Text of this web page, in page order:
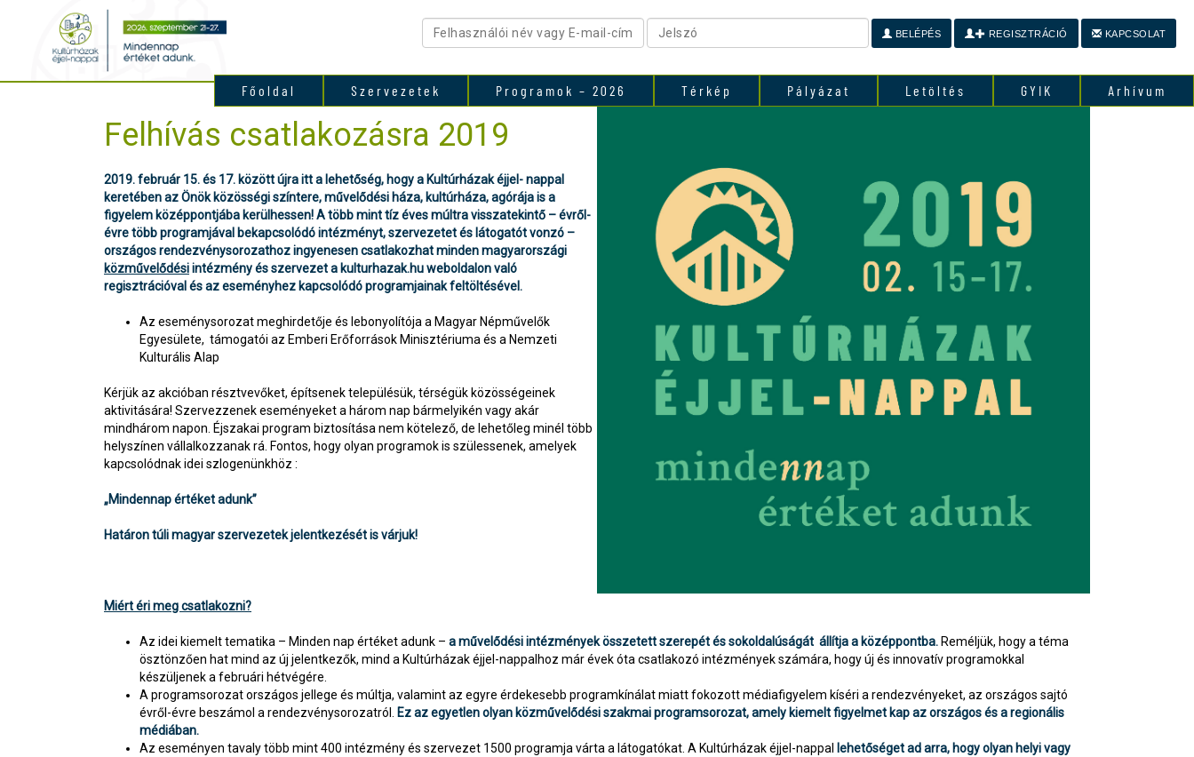
Főoldal Szervezetek Programok – 2026 Térkép Pályázat Letöltés GYIK Arhívum
BELÉPÉS REGISZTRÁCIÓ KAPCSOLAT
Felhívás csatlakozásra 2019
2019. február 15. és 17. között újra itt a lehetőség, hogy a Kultúrházak éjjel- nappal
keretében az Önök közösségi színtere, művelődési háza, kultúrháza, agórája is a
figyelem középpontjába kerülhessen! A több mint tíz éves múltra visszatekintő – évről-
évre több programjával bekapcsolódó intézményt, szervezetet és látogatót vonzó –
országos rendezvénysorozathoz ingyenesen csatlakozhat minden magyarországi
közművelődésiintézmény és szervezet a kulturhazak.hu weboldalon való
regisztrációval és az eseményhez kapcsolódó programjainak feltöltésével.
Az eseménysorozat meghirdetője és lebonyolítója a Magyar Népművelők
Egyesülete, támogatói az Emberi Erőforrások Minisztériuma és a Nemzeti
Kulturális Alap
Kérjük az akcióban résztvevőket, építsenek településük, térségük közösségeinek
aktivitására! Szervezzenek eseményeket a három nap bármelyikén vagy akár
mindhárom napon. Éjszakai program biztosítása nem kötelező, de lehetőleg minél több
helyszínen vállalkozzanak rá. Fontos, hogy olyan programok is szülessenek, amelyek
kapcsolódnak idei szlogenünkhöz :
„Mindennap értéket adunk”
Határon túli magyar szervezetek jelentkezését is várjuk!
Miért éri meg csatlakozni?
Az idei kiemelt tematika – Minden nap értéket adunk – a művelődési intézmények összetett szerepét és sokoldalúságát állítja a középpontba. Reméljük, hogy a téma
ösztönzően hat mind az új jelentkezők, mind a Kultúrházak éjjel-nappalhoz már évek óta csatlakozó intézmények számára, hogy új és innovatív programokkal
készüljenek a februári hétvégére.
A programsorozat országos jellege és múltja, valamint az egyre érdekesebb programkínálat miatt fokozott médiafigyelem kíséri a rendezvényeket, az országos sajtó
évről-évre beszámol a rendezvénysorozatról. Ez az egyetlen olyan közművelődési szakmai programsorozat, amely kiemelt figyelmet kap az országos és a regionális
médiában.
Az eseményen tavaly több mint 400 intézmény és szervezet 1500 programja várta a látogatókat. A Kultúrházak éjjel-nappal lehetőséget ad arra, hogy olyan helyi vagy